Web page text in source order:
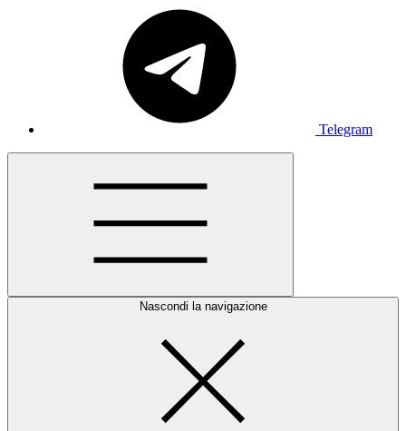
Telegram
Nascondi la navigazione